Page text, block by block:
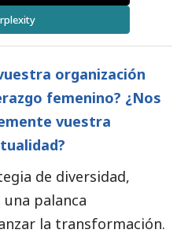
organización
femenino? ¿Nos
vuestra
de diversidad,
palanca
la transformación.